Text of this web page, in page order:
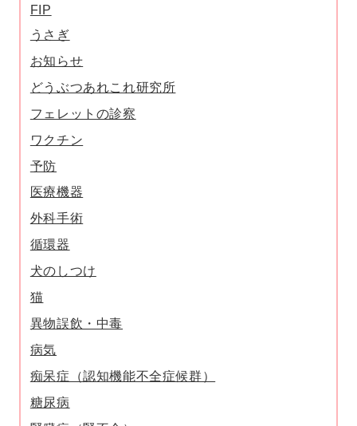
FIP
うさぎ
お知らせ
どうぶつあれこれ研究所
フェレットの診察
ワクチン
予防
医療機器
外科手術
循環器
犬のしつけ
猫
異物誤飲・中毒
病気
痴呆症（認知機能不全症候群）
糖尿病